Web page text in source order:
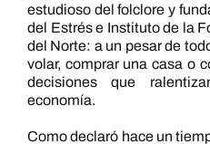
estudioso del folclore y
del Estrés e Instituto de la
del Norte: a un pesar de
volar, comprar una casa o
decisiones que
economía.
Como declaró hace un